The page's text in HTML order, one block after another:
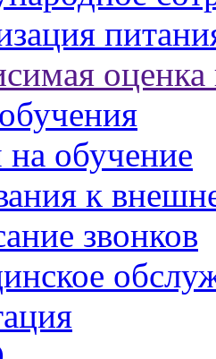
оценка
обучение
к
звонков